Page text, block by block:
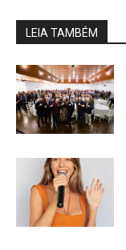
LEIA TAMBÉM